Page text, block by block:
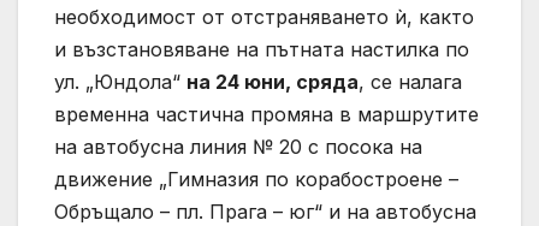
необходимост от отстраняването ѝ, както
и възстановяване на пътната настилка по
ул. „Юндола“ на 24 юни, сряда, се налага
временна частична промяна в маршрутите
на автобусна линия № 20 с посока на
движение „Гимназия по корабостроене –
Обръщало – пл. Прага – юг“ и на автобусна